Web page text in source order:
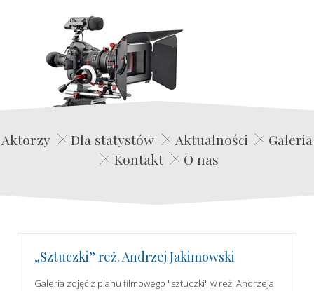
Edwin Film Agencja Aktorska
Aktorzy Dla statystów Aktualności
Galeria
Kontakt
O nas
„Sztuczki” reż. Andrzej Jakimowski
Galeria zdjęć z planu filmowego "sztuczki" w reż. Andrzeja